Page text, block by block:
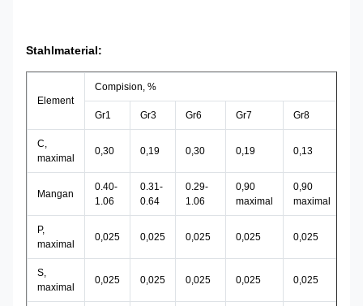
Stahlmaterial:
Element
Compision, %
Gr1 Gr3 Gr6 Gr7 Gr8
C,
maximal
0,30 0,19 0,30 0,19 0,13
Mangan
0.40-
1.06
0.31-
0.64
0.29-
1.06
0,90
maximal
0,90
maximal
P,
maximal
0,025 0,025 0,025 0,025 0,025
S,
maximal
0,025 0,025 0,025 0,025 0,025